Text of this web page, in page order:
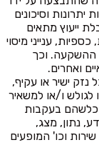
וסיכונים
ייעוץ מתאים
ענייני מיסוי
ההשקעה. וכך
ואחרים.
ישיר או עקיף,
לגולש ו/או למשאיר
כלשהם בעקבות
נתון, מצג,
וכו' המופעים